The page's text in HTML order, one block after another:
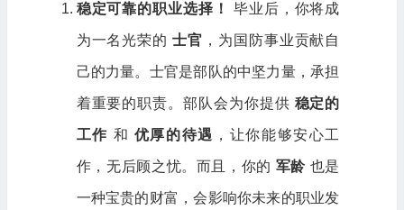
稳定可靠的职业选择！ 毕业后，你将成
为一名光荣的士官 ，为国防事业贡献自
己的力量。士官是部队的中坚力量，承担
着重要的职责。部队会为你提供 稳定的
工作 和 优厚的待遇 ，让你能够安心工
作，无后顾之忧。而且，你的 军龄 也是
一种宝贵的财富，会影响你未来的职业发